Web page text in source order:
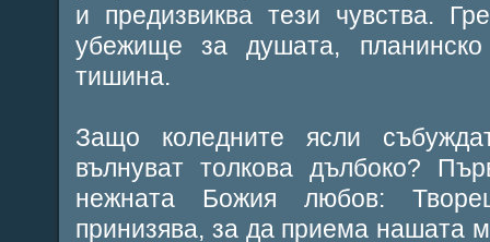
и предизвиква тези чувства.
убежище за душата,
тишина.
Защо коледните ясли
вълнуват толкова дълбоко?
нежната Божия любов:
принизява, за да приема нашата